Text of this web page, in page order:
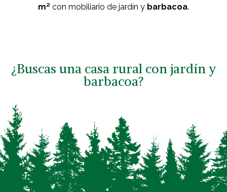
m² con mobiliario de jardín y barbacoa.
¿Buscas una casa rural con jardín y
barbacoa?